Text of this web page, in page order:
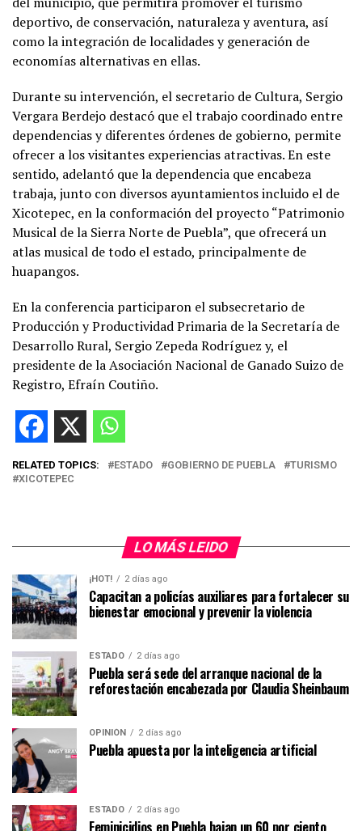
deportivo, de conservación, naturaleza y aventura, así
como la integración de localidades y generación de
economías alternativas en ellas.
Durante su intervención, el secretario de Cultura, Sergio
Vergara Berdejo destacó que el trabajo coordinado entre
dependencias y diferentes órdenes de gobierno, permite
ofrecer a los visitantes experiencias atractivas. En este
sentido, adelantó que la dependencia que encabeza
trabaja, junto con diversos ayuntamientos incluido el de
Xicotepec, en la conformación del proyecto “Patrimonio
Musical de la Sierra Norte de Puebla”, que ofrecerá un
atlas musical de todo el estado, principalmente de
huapangos.
En la conferencia participaron el subsecretario de
Producción y Productividad Primaria de la Secretaría de
Desarrollo Rural, Sergio Zepeda Rodríguez y, el
presidente de la Asociación Nacional de Ganado Suizo de
Registro, Efraín Coutiño.
RELATED TOPICS: ESTADO GOBIERNO DE PUEBLA
TURISMO
XICOTEPEC
LO MÁS LEIDO
¡HOT! 2 días ago
Capacitan a policías auxiliares para fortalecer su
bienestar emocional y prevenir la violencia
ESTADO 2 días ago
Puebla será sede del arranque nacional de la
reforestación encabezada por Claudia Sheinbaum
OPINIÓN 2 días ago
Puebla apuesta por la inteligencia artificial
ESTADO 2 días ago
Feminicidios en Puebla bajan un 60 por ciento